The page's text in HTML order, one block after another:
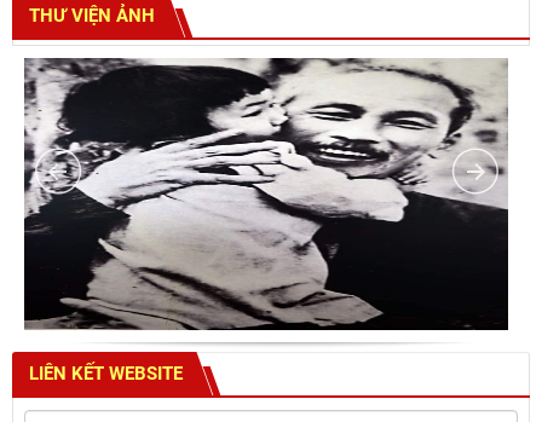
THƯ VIỆN ẢNH
LIÊN KẾT WEBSITE